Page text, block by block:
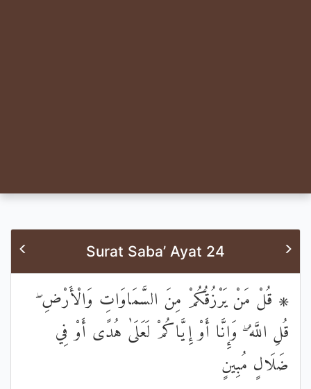
Surat Saba’ Ayat 24
۞ قُلْ مَنْ يَرْزُقُكُمْ مِنَ السَّمَاوَاتِ وَالْأَرْضِ ۖ
قُلِ اللَّهُ ۖ وَإِنَّا أَوْ إِيَّاكُمْ لَعَلَىٰ هُدًى أَوْ فِي
ضَلَالٍ مُبِينٍ